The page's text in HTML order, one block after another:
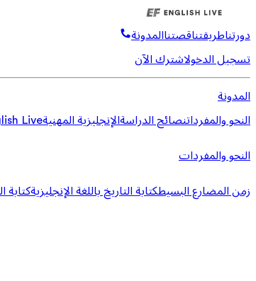
دورتناطريقتناقصتناالمدونة
تسجيل الدخولاشترك الآن
المدونة
النحو والمفرداتنصائح الدراسةالإنجليزية المهنيةLive
النحو والمفردات
زمن المضارع البسيطكتابة التاريخ باللغة الإنجليزيةكتابة